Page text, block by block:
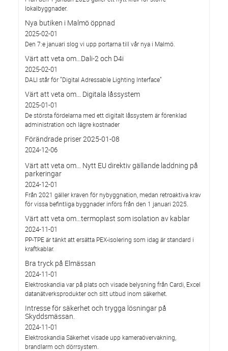
lokalbyggnader.
Nya butiken i Malmö öppnad
2025-02-01
Den 7:e januari slog vi upp portarna till vår nya i Malmö.
Värt att veta om…Dali-2 och D4i
2025-02-01
DALI står för ”Digital Adressable Lighting Interface”
Värt att veta om… Digitala låssystem
2025-01-01
De största fördelarna med ett digitalt låssystem är förenklad
administration och lägre kostnader
Förändrade priser 2025-01-08
2024-12-06
Värt att veta om… Nytt EU direktiv gällande laddning på
parkeringar
2024-12-01
Från 2021 gäller kraven för nybyggnation, medan retroaktiva krav
för vissa befintliga byggnader införs från den 1 januari 2025.
Värt att veta om…termoplast som isolation av kablar
2024-11-01
PP-TPE är tänkt att ersätta PEX-isolering som idag är standard i
kraftkablar.
Bra tryck på Elmässan
2024-11-01
Elektroskandia var på plats och visade belysning från Cardi, Excel
datanätverksprodukter och sitt utbud inom säkerhet.
Intresse för säkerhet och trygga lösningar på
Skyddsmässan.
2024-11-01
Elektroskandia Säkerhet visade upp kameraövervakning,
brandlarm och dörrsystem.